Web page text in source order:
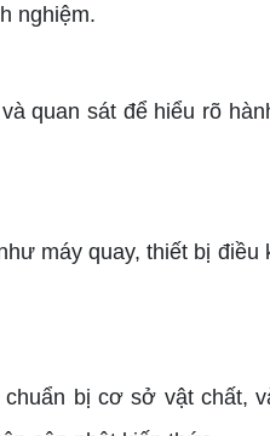
nghiệm.
sát để hiểu rõ
máy quay, thiết bị điều
bị cơ sở vật chất,